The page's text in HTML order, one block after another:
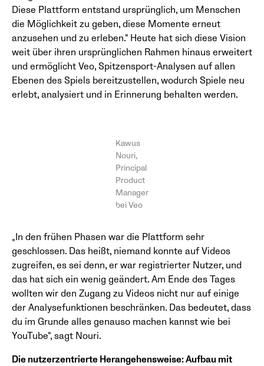
Diese Plattform entstand ursprünglich, um Menschen
die Möglichkeit zu geben, diese Momente erneut
anzusehen und zu erleben.“ Heute hat sich diese Vision
weit über ihren ursprünglichen Rahmen hinaus erweitert
und ermöglicht Veo, Spitzensport-Analysen auf allen
Ebenen des Spiels bereitzustellen, wodurch Spiele neu
erlebt, analysiert und in Erinnerung behalten werden.
Kawus
Nouri,
Principal
Product
Manager
bei Veo
„In den frühen Phasen war die Plattform sehr
geschlossen. Das heißt, niemand konnte auf Videos
zugreifen, es sei denn, er war registrierter Nutzer, und
das hat sich ein wenig geändert. Am Ende des Tages
wollten wir den Zugang zu Videos nicht nur auf einige
der Analysefunktionen beschränken. Das bedeutet, dass
du im Grunde alles genauso machen kannst wie bei
YouTube“, sagt Nouri.
Die nutzerzentrierte Herangehensweise: Aufbau mit